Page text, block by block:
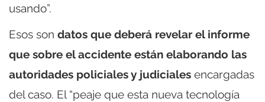
usando”.
Esos son datos que deberá revelar el informe
que sobre el accidente están elaborando las
autoridades policiales y judiciales encargadas
del caso. El “peaje que esta nueva tecnología